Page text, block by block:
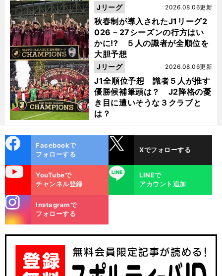
秋春制が導入されたJ1リーグ2
026－27シーズンの行方はい
かに!? ５人の識者が全順位を
大胆予想
2026.08.06更新
Jリーグ
J1全順位予想 識者５人が推す
優勝候補筆頭は？ J2降格の憂
き目に遭いそうな３クラブと
は？
2026.08.06更新
Jリーグ
ok
Facebookで
フォローする
Xでフォローする
YouTubeで
チャンネル登録
LINE
LINEで
アカウント追加
m
Instagramで
フォローする